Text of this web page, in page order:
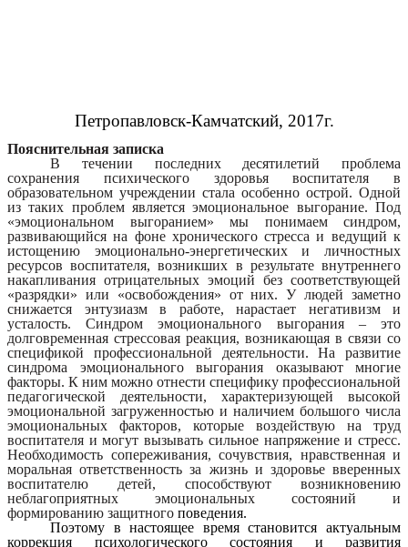
Петропавловск-Камчатский, 2017г.
Пояснительная записка
В течении последних десятилетий проблема
сохранения психического здоровья воспитателя в
образовательном учреждении стала особенно острой. Одной
из таких проблем является эмоциональное выгорание. Под
«эмоциональном выгоранием» мы понимаем синдром,
развивающийся на фоне хронического стресса и ведущий к
истощению эмоционально-энергетических и личностных
ресурсов воспитателя, возникших в результате внутреннего
накапливания отрицательных эмоций без соответствующей
«разрядки» или «освобождения» от них. У людей заметно
снижается энтузиазм в работе, нарастает негативизм и
усталость. Синдром эмоционального выгорания – это
долговременная стрессовая реакция, возникающая в связи со
спецификой профессиональной деятельности. На развитие
синдрома эмоционального выгорания оказывают многие
факторы. К ним можно отнести специфику профессиональной
педагогической деятельности, характеризующей высокой
эмоциональной загруженностью и наличием большого числа
эмоциональных факторов, которые воздействую на труд
воспитателя и могут вызывать сильное напряжение и стресс.
Необходимость сопереживания, сочувствия, нравственная и
моральная ответственность за жизнь и здоровье вверенных
воспитателю детей, способствуют возникновению
неблагоприятных эмоциональных состояний и
формированию защитного поведения.
Поэтому в настоящее время становится актуальным
коррекция психологического состояния и развития